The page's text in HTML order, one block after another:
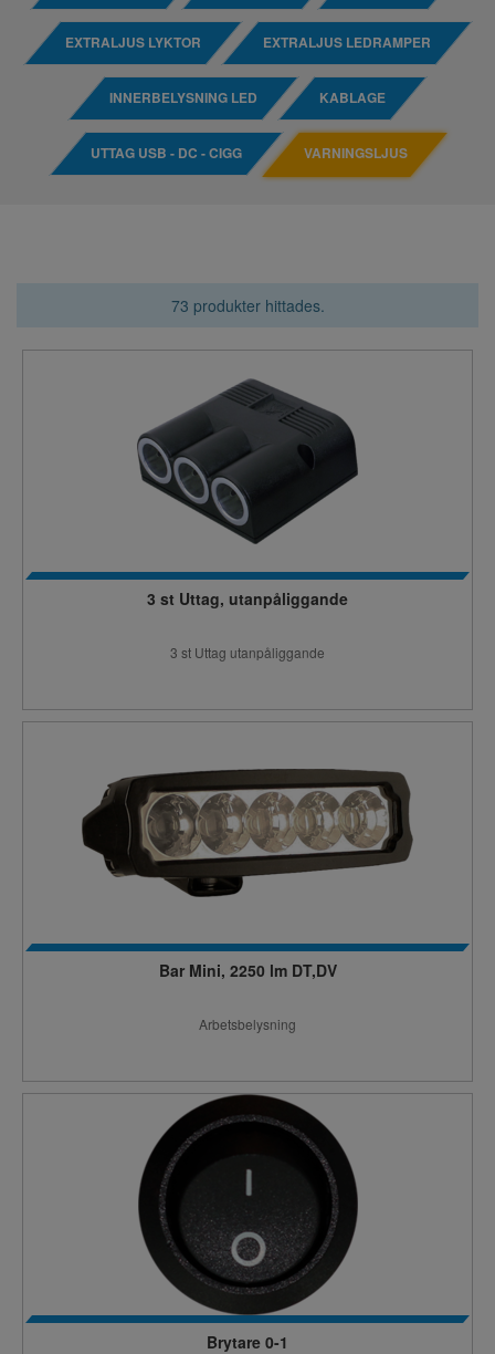
EXTRALJUS LYKTOR EXTRALJUS LEDRAMPER
INNERBELYSNING LED KABLAGE
UTTAG USB - DC - CIGG VARNINGSLJUS
73 produkter hittades.
3 st Uttag, utanpåliggande
3 st Uttag utanpåliggande
Bar Mini, 2250 lm DT,DV
Arbetsbelysning
Brytare 0-1